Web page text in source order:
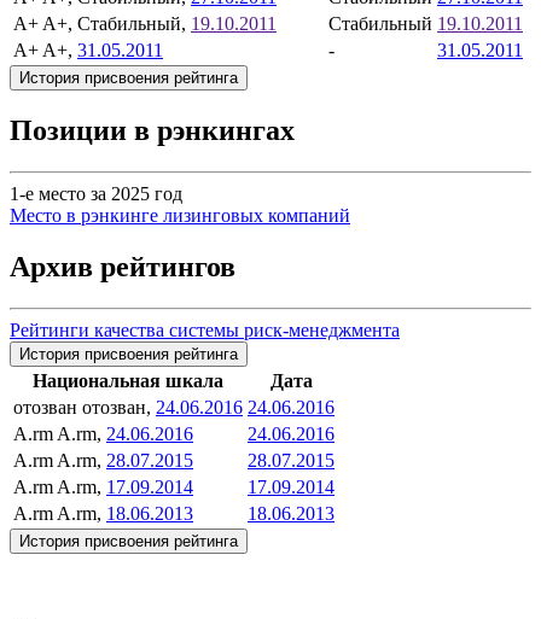
A+ A+, Стабильный, 19.10.2011 Стабильный 19.10.2011
A+ A+, 31.05.2011 - 31.05.2011
История присвоения рейтинга
Позиции в рэнкингах
1-е место за 2025 год
Место в рэнкинге лизинговых компаний
Архив рейтингов
Рейтинги качества системы риск-менеджмента
История присвоения рейтинга
Национальная шкала
Дата
отозван отозван, 24.06.2016 24.06.2016
A.rm A.rm, 24.06.2016
24.06.2016
A.rm A.rm, 28.07.2015
28.07.2015
A.rm A.rm, 17.09.2014
17.09.2014
A.rm A.rm, 18.06.2013 18.06.2013
История присвоения рейтинга